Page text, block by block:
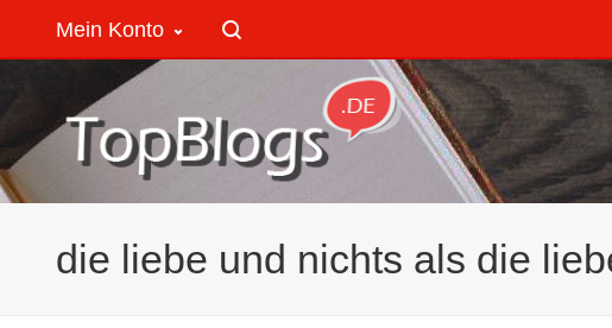
Mein Konto
die liebe und nichts als die